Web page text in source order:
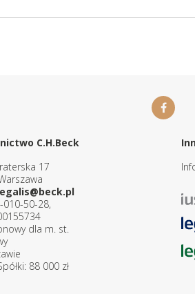
C.H.Beck
17
010-50-28,
dla m. st.
88 000 zł